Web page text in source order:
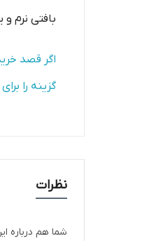
بافتی نرم
اگر قصد
گزینه را
نظرات
شما هم درباره